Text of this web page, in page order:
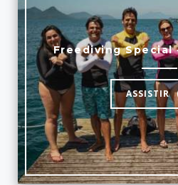
Freediving Special
ASSISTIR